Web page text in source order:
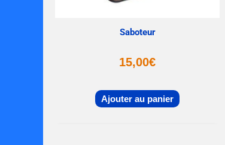
Saboteur
15,00€
Ajouter au panier